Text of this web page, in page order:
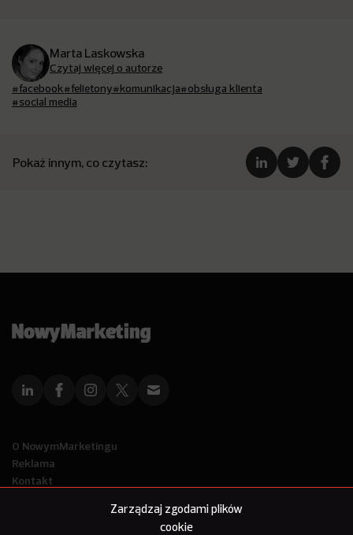
Zarządzaj zgodami plików
cookie
Marta Laskowska
Czytaj więcej o autorze
#facebook#felietony#komunikacja#obsługa klienta
#social media
Pokaż innym, co czytasz:
O NowymMarketingu
Reklama
Kontakt